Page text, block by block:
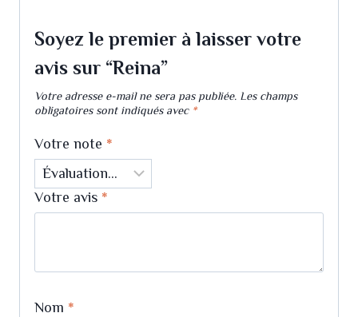
Soyez le premier à laisser votre
avis sur “Reina”
Votre adresse e-mail ne sera pas publiée. Les champs
obligatoires sont indiqués avec *
Votre note *
Votre avis *
Nom *